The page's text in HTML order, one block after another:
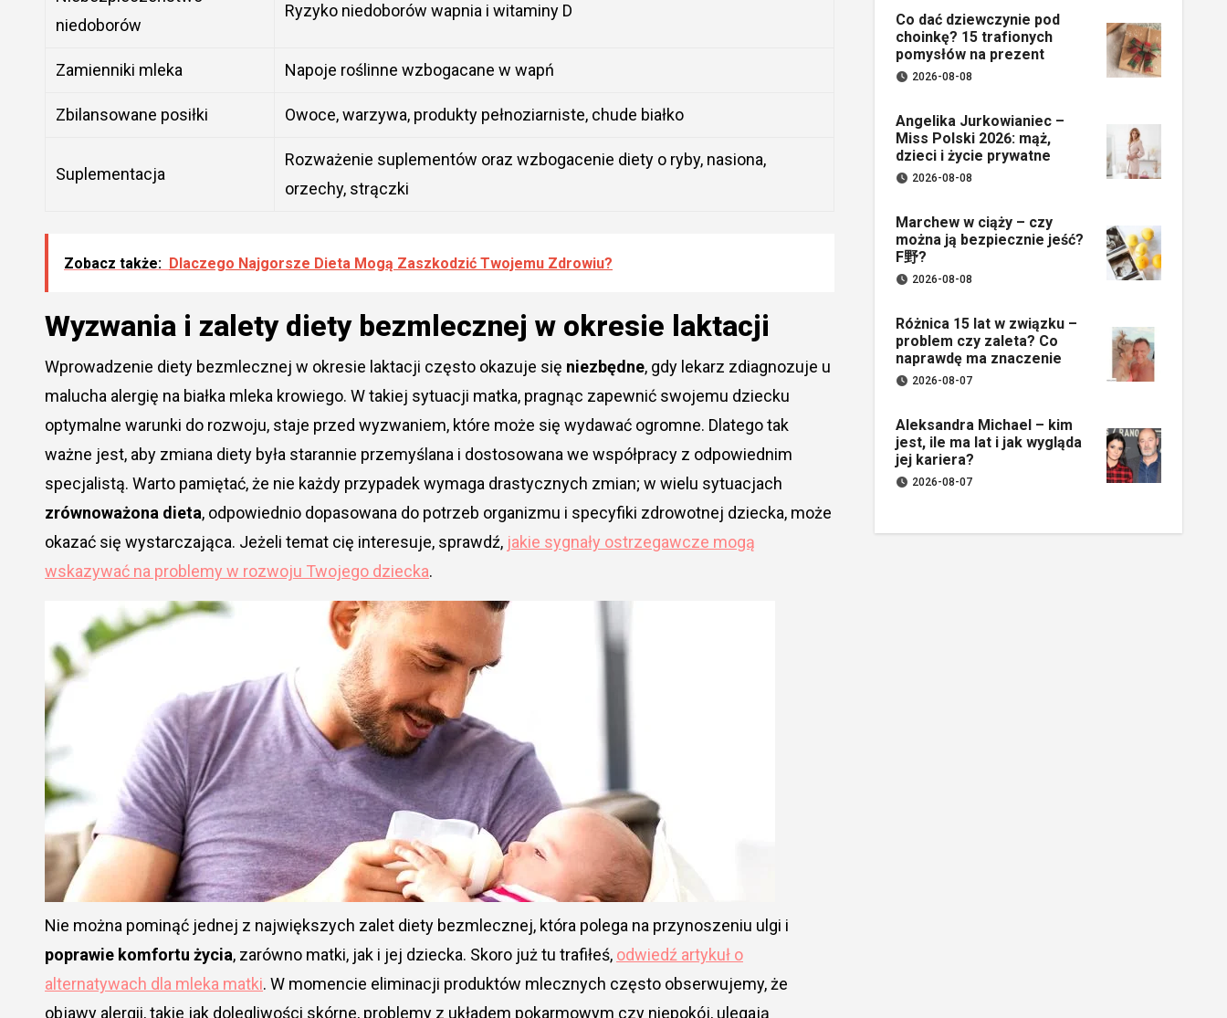
niedoborów
Ryzyko niedoborów wapnia i witaminy D
Zamienniki mleka Napoje roślinne wzbogacane w wapń
Zbilansowane posiłki Owoce, warzywa, produkty pełnoziarniste, chude białko
Suplementacja
Rozważenie suplementów oraz wzbogacenie diety o ryby, nasiona,
orzechy, strączki
Zobacz także: Dlaczego Najgorsze Dieta Mogą Zaszkodzić Twojemu Zdrowiu?
Wyzwania i zalety diety bezmlecznej w okresie laktacji
Wprowadzenie diety bezmlecznej w okresie laktacji często okazuje się niezbędne, gdy lekarz zdiagnozuje u
malucha alergię na białka mleka krowiego. W takiej sytuacji matka, pragnąc zapewnić swojemu dziecku
optymalne warunki do rozwoju, staje przed wyzwaniem, które może się wydawać ogromne. Dlatego tak
ważne jest, aby zmiana diety była starannie przemyślana i dostosowana we współpracy z odpowiednim
specjalistą. Warto pamiętać, że nie każdy przypadek wymaga drastycznych zmian; w wielu sytuacjach
zrównoważona dieta, odpowiednio dopasowana do potrzeb organizmu i specyfiki zdrowotnej dziecka, może
okazać się wystarczająca. Jeżeli temat cię interesuje, sprawdź, jakie sygnały ostrzegawcze mogą
wskazywać na problemy w rozwoju Twojego dziecka.
Nie można pominąć jednej z największych zalet diety bezmlecznej, która polega na przynoszeniu ulgi i
poprawie komfortu życia, zarówno matki, jak i jej dziecka. Skoro już tu trafiłeś, odwiedź artykuł o
alternatywach dla mleka matki. W momencie eliminacji produktów mlecznych często obserwujemy, że
objawy alergii, takie jak dolegliwości skórne, problemy z układem pokarmowym czy niepokój, ulegają
Co dać dziewczynie pod
choinkę? 15 trafionych
pomysłów na prezent
2026-08-08
Angelika Jurkowianiec –
Miss Polski 2026: mąż,
dzieci i życie prywatne
2026-08-08
Marchew w ciąży – czy
można ją bezpiecznie jeść?
F野?
2026-08-08
Różnica 15 lat w związku –
problem czy zaleta? Co
naprawdę ma znaczenie
2026-08-07
Aleksandra Michael – kim
jest, ile ma lat i jak wygląda
jej kariera?
2026-08-07